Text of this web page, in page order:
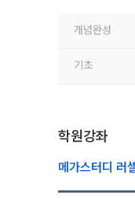
개념완성
기초
학원강좌
메가스터디 러